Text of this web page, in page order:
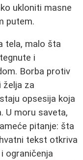
ukloniti masne
putem.
tela, malo šta
i
Borba protiv
želja za
opsesija koja
U moru saveta,
pitanje: šta
tekst otkriva
ograničenja